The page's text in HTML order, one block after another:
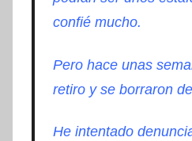
confié mucho.
Pero hace unas
retiro y se borraron
He intentado